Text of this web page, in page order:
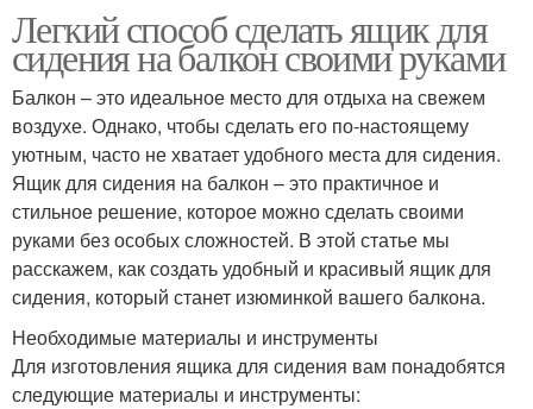
Легкий способ сделать ящик для
сидения на балкон своими руками
Балкон – это идеальное место для отдыха на свежем
воздухе. Однако, чтобы сделать его по-настоящему
уютным, часто не хватает удобного места для сидения.
Ящик для сидения на балкон – это практичное и
стильное решение, которое можно сделать своими
руками без особых сложностей. В этой статье мы
расскажем, как создать удобный и красивый ящик для
сидения, который станет изюминкой вашего балкона.
Необходимые материалы и инструменты
Для изготовления ящика для сидения вам понадобятся
следующие материалы и инструменты: